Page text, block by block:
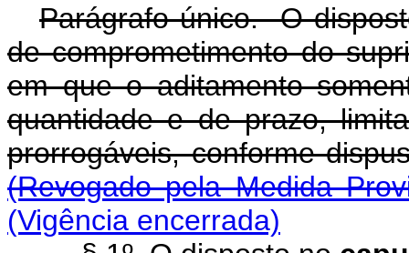
Parágrafo único. O
de comprometimento do
em que o aditamento
quantidade e de prazo,
prorrogáveis, conforme
(Revogado pela Medida
(Vigência encerrada)